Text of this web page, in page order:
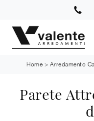
Home > Arredamento
Parete